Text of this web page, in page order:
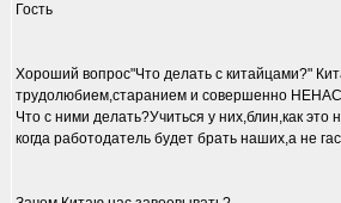
Гость
Хороший вопрос"Что делать с китайцами?"
трудолюбием,старанием и совершенно
Что с ними делать?Учиться у них,блин,как
когда работодатель будет брать наших,а не